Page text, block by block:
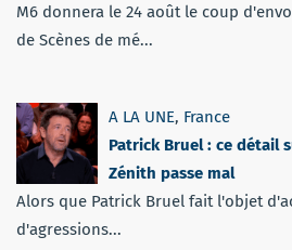
M6 donnera le 24 août le coup
de Scènes de mé...
A LA UNE, France
Patrick Bruel : ce détail
Zénith passe mal
Alors que Patrick Bruel fait l'objet
d'agressions...